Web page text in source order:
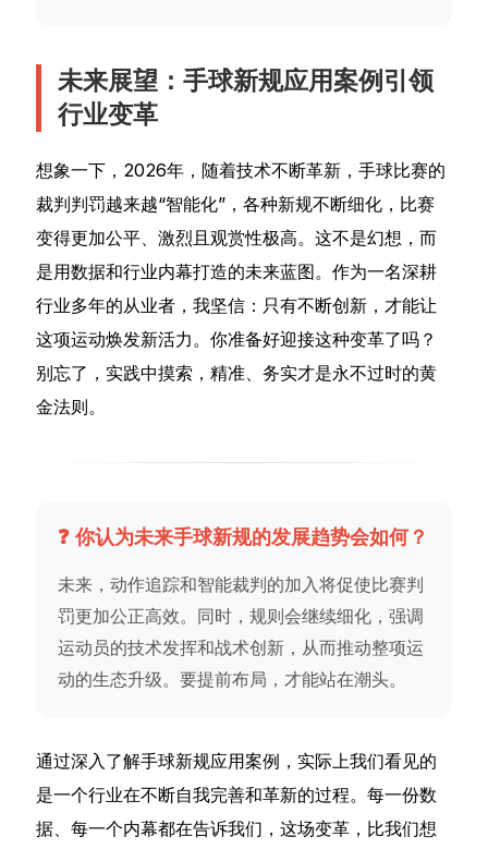
未来展望：手球新规应用案例引领
行业变革
想象一下，2026年，随着技术不断革新，手球比赛的
裁判判罚越来越“智能化”，各种新规不断细化，比赛
变得更加公平、激烈且观赏性极高。这不是幻想，而
是用数据和行业内幕打造的未来蓝图。作为一名深耕
行业多年的从业者，我坚信：只有不断创新，才能让
这项运动焕发新活力。你准备好迎接这种变革了吗？
别忘了，实践中摸索，精准、务实才是永不过时的黄
金法则。
❓ 你认为未来手球新规的发展趋势会如何？
未来，动作追踪和智能裁判的加入将促使比赛判
罚更加公正高效。同时，规则会继续细化，强调
运动员的技术发挥和战术创新，从而推动整项运
动的生态升级。要提前布局，才能站在潮头。
通过深入了解手球新规应用案例，实际上我们看见的
是一个行业在不断自我完善和革新的过程。每一份数
据、每一个内幕都在告诉我们，这场变革，比我们想